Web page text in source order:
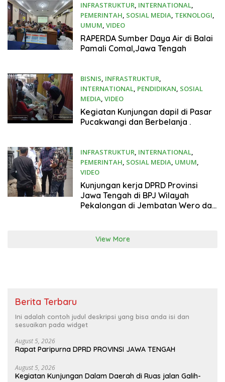
INFRASTRUKTUR, INTERNATIONAL,
PEMERINTAH, SOSIAL MEDIA, TEKNOLOGI,
UMUM, VIDEO
March 10, 2025
RAPERDA Sumber Daya Air di Balai
Pamali Comal,Jawa Tengah
BISNIS, INFRASTRUKTUR,
INTERNATIONAL, PENDIDIKAN, SOSIAL
MEDIA, VIDEO
March 4, 2025
Kegiatan Kunjungan dapil di Pasar
Pucakwangi dan Berbelanja .
INFRASTRUKTUR, INTERNATIONAL,
PEMERINTAH, SOSIAL MEDIA, UMUM,
VIDEO
February 27, 2025
Kunjungan kerja DPRD Provinsi
Jawa Tengah di BPJ Wilayah
Pekalongan di Jembatan Wero dan
View More
Berita Terbaru
Ini adalah contoh judul deskripsi yang bisa anda isi dan
sesuaikan pada widget
August 5, 2026
Rapat Paripurna DPRD PROVINSI JAWA TENGAH
August 5, 2026
Kegiatan Kunjungan Dalam Daerah di Ruas jalan Galih-